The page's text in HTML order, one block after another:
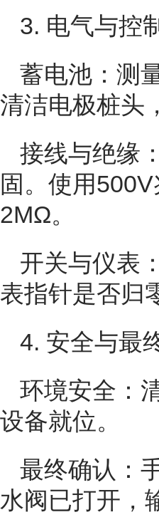
3. 电气与控
蓄电池：测
清洁电极桩头
接线与绝缘
固。使用
2MΩ。
开关与仪表
表指针是否归
4. 安全与最
环境安全：
设备就位。
最终确认：
水阀已打开，